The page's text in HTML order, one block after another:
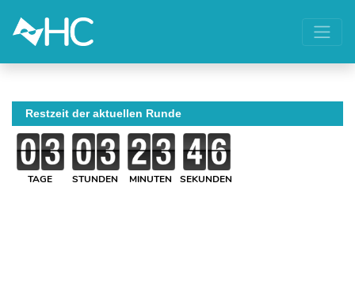
Restzeit der aktuellen Runde
TAGE STUNDEN MINUTEN SEKUNDEN